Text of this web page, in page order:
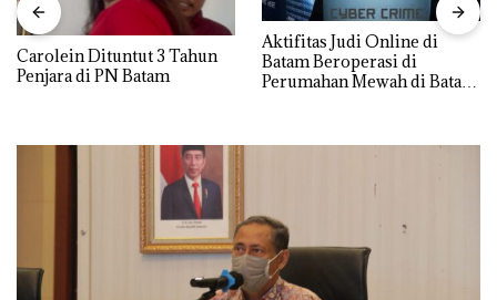
Carolein Dituntut 3 Tahun
Penjara di PN Batam
Aktifitas Judi Online di
Batam Beroperasi di
Perumahan Mewah di Batam